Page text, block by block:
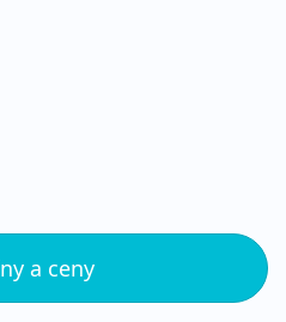
a ceny